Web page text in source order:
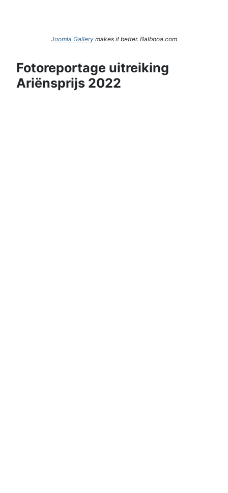
Joomla Gallery makes it better. Balbooa.com
Fotoreportage uitreiking
Ariënsprijs 2022